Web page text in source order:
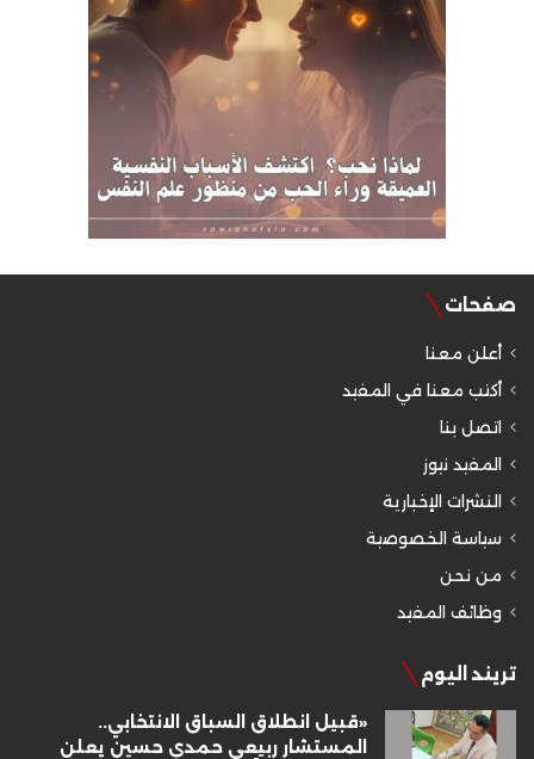
صفحات
أعلن معنا
أكتب معنا في المفيد
اتصل بنا
المفيد نيوز
النشرات الإخبارية
سياسة الخصوصية
من نحن
وظائف المفيد
تريند اليوم
«قبيل انطلاق السباق الانتخابي..
المستشار ربيعي حمدي حسين يعلن